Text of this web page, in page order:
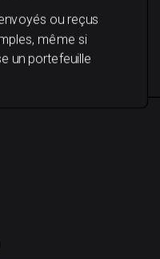
ou reçus
même si
un portefeuille